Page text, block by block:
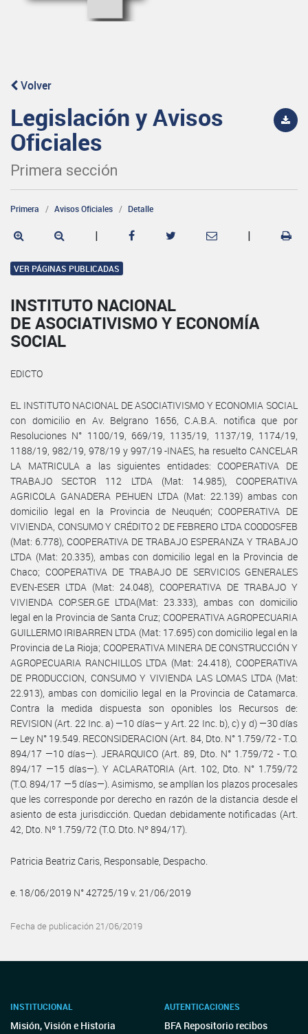
Volver
Legislación y Avisos
Oficiales
Primera sección
Primera Avisos Oficiales Detalle
| |
VER PÁGINAS PUBLICADAS
INSTITUTO NACIONAL
DE ASOCIATIVISMO Y ECONOMÍA
SOCIAL
EDICTO
EL INSTITUTO NACIONAL DE ASOCIATIVISMO Y ECONOMIA SOCIAL
con domicilio en Av. Belgrano 1656, C.A.B.A. notifica que por
Resoluciones N° 1100/19, 669/19, 1135/19, 1137/19, 1174/19,
1188/19, 982/19, 978/19 y 997/19 -INAES, ha resuelto CANCELAR
LA MATRICULA a las siguientes entidades: COOPERATIVA DE
TRABAJO SECTOR 112 LTDA (Mat: 14.985), COOPERATIVA
AGRICOLA GANADERA PEHUEN LTDA (Mat: 22.139) ambas con
domicilio legal en la Provincia de Neuquén; COOPERATIVA DE
VIVIENDA, CONSUMO Y CRÉDITO 2 DE FEBRERO LTDA COODOSFEB
(Mat: 6.778), COOPERATIVA DE TRABAJO ESPERANZA Y TRABAJO
LTDA (Mat: 20.335), ambas con domicilio legal en la Provincia de
Chaco; COOPERATIVA DE TRABAJO DE SERVICIOS GENERALES
EVEN-ESER LTDA (Mat: 24.048), COOPERATIVA DE TRABAJO Y
VIVIENDA COP.SER.GE LTDA(Mat: 23.333), ambas con domicilio
legal en la Provincia de Santa Cruz; COOPERATIVA AGROPECUARIA
GUILLERMO IRIBARREN LTDA (Mat: 17.695) con domicilio legal en la
Provincia de La Rioja; COOPERATIVA MINERA DE CONSTRUCCIÓN Y
AGROPECUARIA RANCHILLOS LTDA (Mat: 24.418), COOPERATIVA
DE PRODUCCION, CONSUMO Y VIVIENDA LAS LOMAS LTDA (Mat:
22.913), ambas con domicilio legal en la Provincia de Catamarca.
Contra la medida dispuesta son oponibles los Recursos de:
REVISION (Art. 22 Inc. a) —10 días— y Art. 22 Inc. b), c) y d) —30 días
— Ley N° 19.549. RECONSIDERACION (Art. 84, Dto. N° 1.759/72 - T.O.
894/17 —10 días—). JERARQUICO (Art. 89, Dto. N° 1.759/72 - T.O.
894/17 —15 días—). Y ACLARATORIA (Art. 102, Dto. N° 1.759/72
(T.O. 894/17 —5 días—). Asimismo, se amplían los plazos procesales
que les corresponde por derecho en razón de la distancia desde el
asiento de esta jurisdicción. Quedan debidamente notificadas (Art.
42, Dto. Nº 1.759/72 (T.O. Dto. Nº 894/17).
Patricia Beatriz Caris, Responsable, Despacho.
e. 18/06/2019 N° 42725/19 v. 21/06/2019
Fecha de publicación 21/06/2019
INSTITUCIONAL
Misión, Visión e Historia
AUTENTICACIONES
BFA Repositorio recibos